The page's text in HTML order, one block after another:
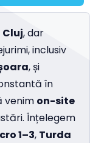
Cluj, dar
inclusiv
, și
în
venim on-site
Înțelegem
1–3, Turda